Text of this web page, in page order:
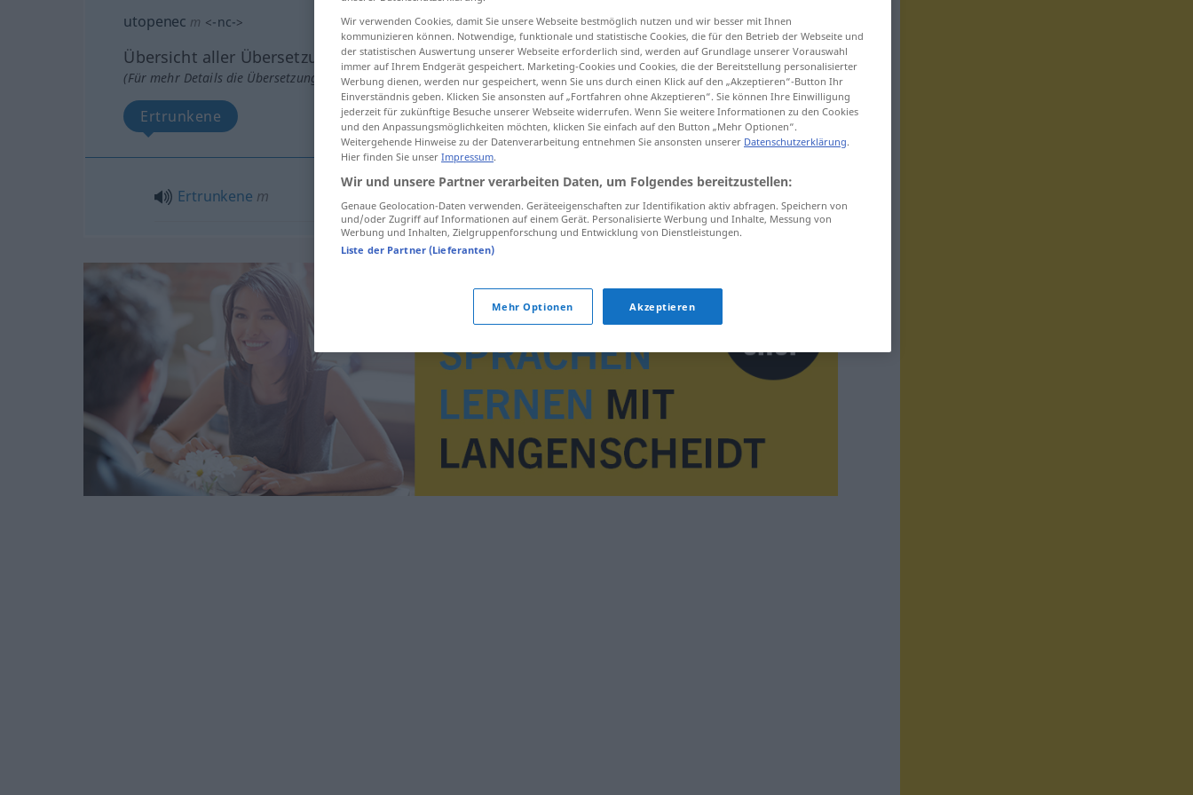
utopenec m <-nc->
Übersicht aller Übersetzungen
(Für mehr Details die Übersetzung anklicken/antippen)
Ertrunkene
Ertrunkene m
Wir verwenden Cookies, damit Sie unsere Webseite bestmöglich nutzen und wir besser mit Ihnen
kommunizieren können. Notwendige, funktionale und statistische Cookies, die für den Betrieb der Webseite und
der statistischen Auswertung unserer Webseite erforderlich sind, werden auf Grundlage unserer Vorauswahl
immer auf Ihrem Endgerät gespeichert. Marketing-Cookies und Cookies, die der Bereitstellung personalisierter
Werbung dienen, werden nur gespeichert, wenn Sie uns durch einen Klick auf den „Akzeptieren“-Button Ihr
Einverständnis geben. Klicken Sie ansonsten auf „Fortfahren ohne Akzeptieren“. Sie können Ihre Einwilligung
jederzeit für zukünftige Besuche unserer Webseite widerrufen. Wenn Sie weitere Informationen zu den Cookies
und den Anpassungsmöglichkeiten möchten, klicken Sie einfach auf den Button „Mehr Optionen“.
Weitergehende Hinweise zu der Datenverarbeitung entnehmen Sie ansonsten unserer Datenschutzerklärung.
Hier finden Sie unser Impressum.
Wir und unsere Partner verarbeiten Daten, um Folgendes bereitzustellen:
Genaue Geolocation-Daten verwenden. Geräteeigenschaften zur Identifikation aktiv abfragen. Speichern von
und/oder Zugriff auf Informationen auf einem Gerät. Personalisierte Werbung und Inhalte, Messung von
Werbung und Inhalten, Zielgruppenforschung und Entwicklung von Dienstleistungen.
Liste der Partner (Lieferanten)
Mehr Optionen Akzeptieren